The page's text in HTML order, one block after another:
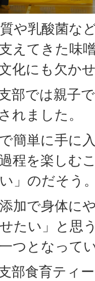
や乳酸菌な
えてきた味
化にも欠か
部では親子
れました。
簡単に手に
程を楽しむ
」のだそう。
加で身体に
たい」と思
つとなってい
部食育ティ